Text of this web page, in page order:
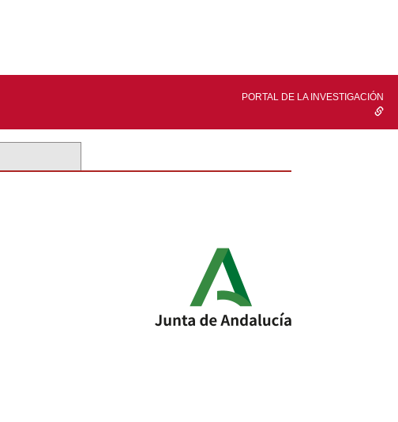
PORTAL DE LA INVESTIGACIÓN